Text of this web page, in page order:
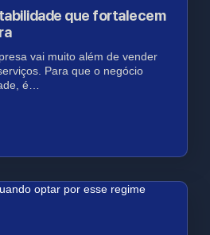
que fortalecem
vai muito além de vender
Para que o negócio
é…